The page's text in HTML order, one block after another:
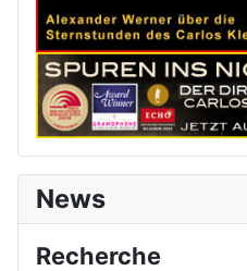
News
Recherche